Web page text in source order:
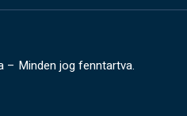
– Minden jog fenntartva.